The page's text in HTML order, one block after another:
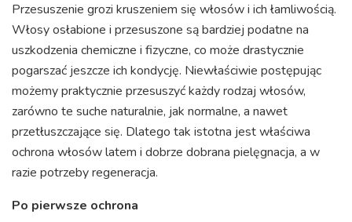
Przesuszenie grozi kruszeniem się włosów i ich łamliwością.
Włosy osłabione i przesuszone są bardziej podatne na
uszkodzenia chemiczne i fizyczne, co może drastycznie
pogarszać jeszcze ich kondycję. Niewłaściwie postępując
możemy praktycznie przesuszyć każdy rodzaj włosów,
zarówno te suche naturalnie, jak normalne, a nawet
przetłuszczające się. Dlatego tak istotna jest właściwa
ochrona włosów latem i dobrze dobrana pielęgnacja, a w
razie potrzeby regeneracja.
Po pierwsze ochrona